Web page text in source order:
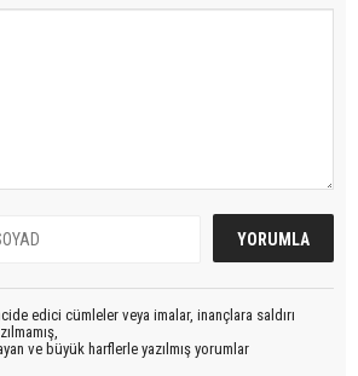
edici cümleler veya imalar, inançlara saldırı
ve büyük harflerle yazılmış yorumlar